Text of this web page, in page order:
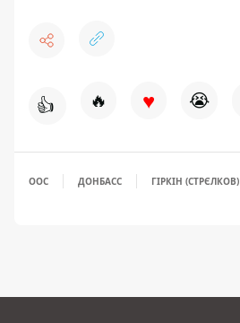
👍 🔥 ♥ 😭
ООС ДОНБАСС ГІРКІН (СТРЄЛКОВ)